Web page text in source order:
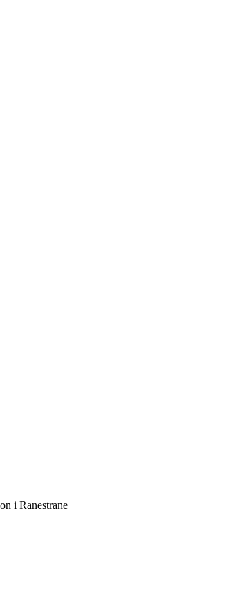
i Ranestrane